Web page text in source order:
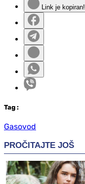
Link je kopiran!
Tag :
Gasovod